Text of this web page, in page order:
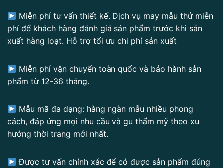
Miễn phí tư vấn thiết kế. Dịch vụ may mẫu thử miễn
phí để khách hàng đánh giá sản phẩm trước khi sản
xuất hàng loạt. Hỗ trợ tối ưu chi phí sản xuất
Miễn phí vận chuyển toàn quốc và bảo hành sản
phẩm từ 12-36 tháng.
Mẫu mã đa dạng: hàng ngàn mẫu nhiều phong
cách, đáp ứng mọi nhu cầu và gu thẩm mỹ theo xu
hướng thời trang mới nhất.
Được tư vấn chính xác để có được sản phẩm đúng